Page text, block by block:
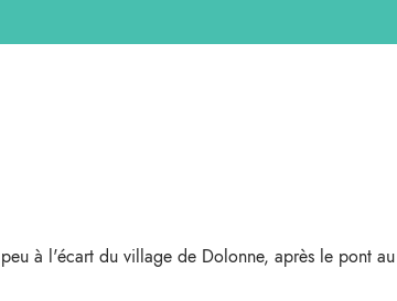
à l'écart du village de Dolonne, après le pont